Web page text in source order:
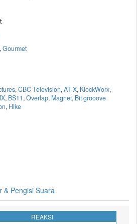
,Gourmet
,CBC Television,AT-X, KlockWorx,
, BS11,Overlap, Magnet, Bit grooove
, Hike
& Pengisi Suara
REAKSI